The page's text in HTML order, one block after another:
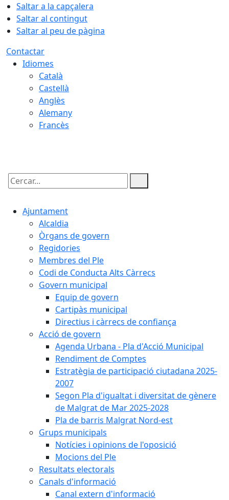
Saltar a la capçalera
Saltar al contingut
Saltar al peu de pàgina
Contactar
Idiomes
Català
Castellà
Anglès
Alemany
Francès
Cercar:
Ajuntament
Alcaldia
Òrgans de govern
Regidories
Membres del Ple
Codi de Conducta Alts Càrrecs
Govern municipal
Equip de govern
Cartipàs municipal
Directius i càrrecs de confiança
Acció de govern
Agenda Urbana - Pla d'Acció Municipal
Rendiment de Comptes
Estratègia de participació ciutadana 2025-
2007
Segon Pla d'igualtat i diversitat de gènere
de Malgrat de Mar 2025-2028
Pla de barris Malgrat Nord-est
Grups municipals
Notícies i opinions de l'oposició
Mocions del Ple
Resultats electorals
Canals d'informació
Canal extern d'informació